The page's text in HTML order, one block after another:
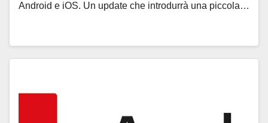
Android e iOS. Un update che introdurrà una piccola…